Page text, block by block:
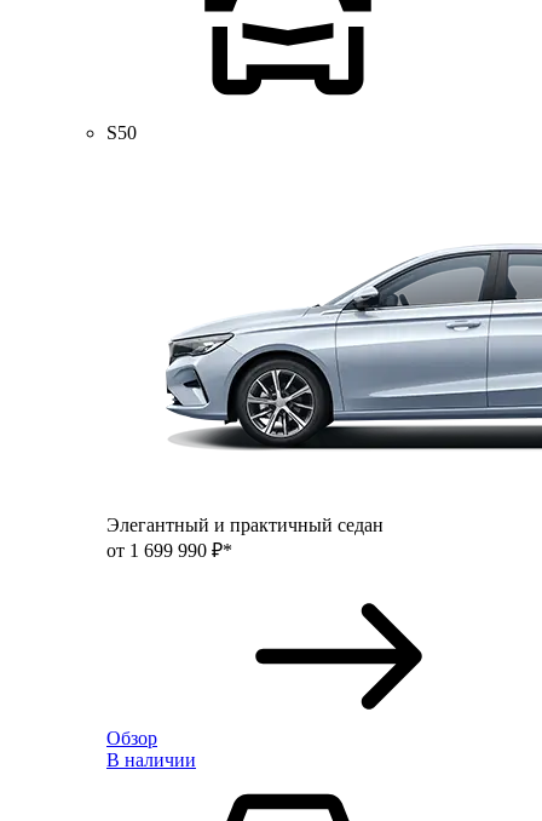
S50
Элегантный и практичный седан
от 1 699 990 ₽*
Обзор
В наличии